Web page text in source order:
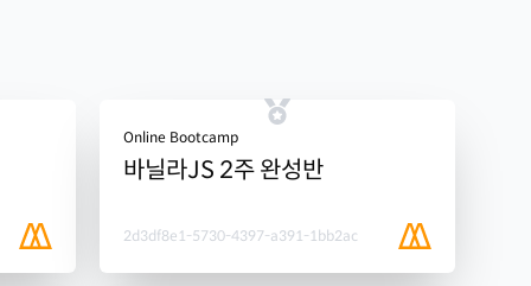
Online Bootcamp
바닐라JS 2주 완성반
2d3df8e1-5730-4397-a391-1bb2ac